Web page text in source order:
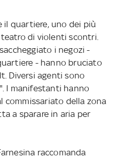
il quartiere, uno dei più
di violenti scontri.
i negozi -
- hanno bruciato
Diversi agenti sono
I manifestanti hanno
commissariato della zona
a sparare in aria per
raccomanda